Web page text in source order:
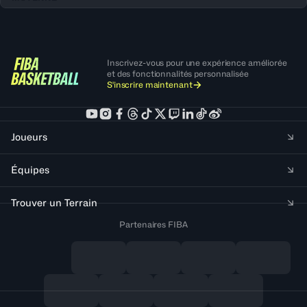
Inscrivez-vous pour une expérience améliorée
et des fonctionnalités personnalisée
S'inscrire maintenant
Joueurs
Équipes
Trouver un Terrain
Partenaires FIBA